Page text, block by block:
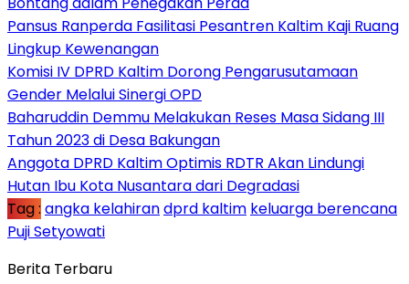
Pansus Ranperda Fasilitasi Pesantren Kaltim Kaji Ruang
Lingkup Kewenangan
Komisi IV DPRD Kaltim Dorong Pengarusutamaan
Gender Melalui Sinergi OPD
Baharuddin Demmu Melakukan Reses Masa Sidang III
Tahun 2023 di Desa Bakungan
Anggota DPRD Kaltim Optimis RDTR Akan Lindungi
Hutan Ibu Kota Nusantara dari Degradasi
Tag : angka kelahirandprd kaltim keluarga berencana
Puji Setyowati
Berita Terbaru